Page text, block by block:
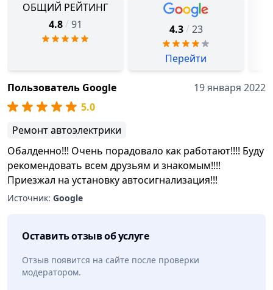
ОБЩИЙ РЕЙТИНГ
4.8 / 91 4.3 / 23
Перейти
Пользователь Google
19 января 2022
5.0
Ремонт автоэлектрики
Обалденно!!! Очень порадовало как работают!!!! Буду
рекомендовать всем друзьям и знакомым!!!!
Приезжал на установку автосигнализация!!!
Источник: Google
Оставить отзыв об услуге
Отзыв появится на сайте после проверки
модератором.